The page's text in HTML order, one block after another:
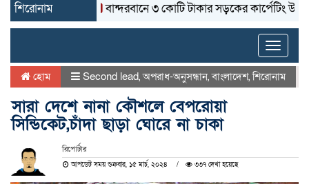
শিরোনাম বান্দরবানে ৩ কোটি টাকার সড়কের কার্পেটিং উঠে যাচ্ছে
Toggle
হোম Second lead,অপরাধ-অনুসন্ধান,বাংলাদেশ,শিরোনাম
সারা দেশে নানা কৌশলে বেপরোয়া
সিন্ডিকেট,চাঁদা ছাড়া ঘোরে না চাকা
রিপোর্টার
আপডেট সময় শুক্রবার, ১৫ মার্চ, ২০২৪ ৩৩৭ দেখা হয়েছে